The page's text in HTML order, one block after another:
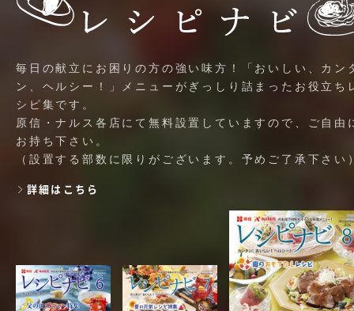
毎日の献立にお困りの方の強い味方！「おいしい、カン
ン、ヘルシー！」メニューがぎっしり詰まったお役立ち
シピ集です。
原信・ナルス各店にて無料設置していますので、ご自由
お持ち下さい。
（設置する部数に限りがございます。予めご了承下さい
詳細はこちら